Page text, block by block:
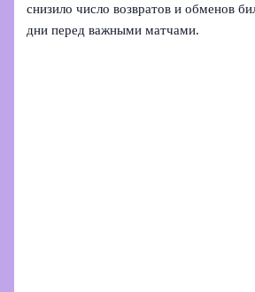
снизило число возвратов и обменов
дни перед важными матчами.